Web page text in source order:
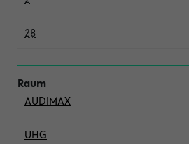
28
AUDIMAX
UHG